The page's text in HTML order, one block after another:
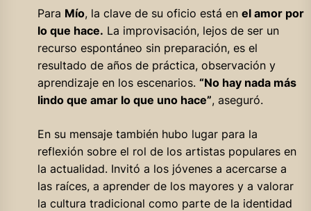
Para Mío, la clave de su oficio está en el amor por
lo que hace. La improvisación, lejos de ser un
recurso espontáneo sin preparación, es el
resultado de años de práctica, observación y
aprendizaje en los escenarios. “No hay nada más
lindo que amar lo que uno hace”, aseguró.
En su mensaje también hubo lugar para la
reflexión sobre el rol de los artistas populares en
la actualidad. Invitó a los jóvenes a acercarse a
las raíces, a aprender de los mayores y a valorar
la cultura tradicional como parte de la identidad